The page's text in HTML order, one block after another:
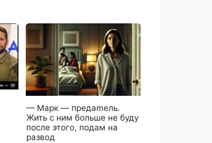
— Марк — предаmель.
Жить с ним больше не буду
после этого, подам на
развод